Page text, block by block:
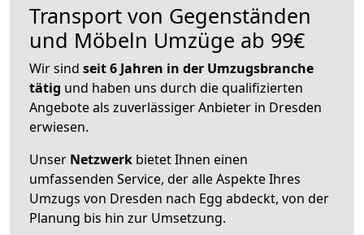
Transport von Gegenständen
und Möbeln Umzüge ab 99€
Wir sind seit 6 Jahren in der Umzugsbranche
tätig und haben uns durch die qualifizierten
Angebote als zuverlässiger Anbieter in Dresden
erwiesen.
Unser Netzwerk bietet Ihnen einen
umfassenden Service, der alle Aspekte Ihres
Umzugs von Dresden nach Egg abdeckt, von der
Planung bis hin zur Umsetzung.